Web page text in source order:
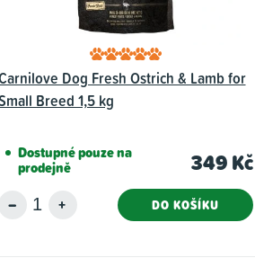
Dog Fresh Ostrich & Lamb for
Breed 1,5 kg
Dostupné pouze na
prodejně 349 Kč
DO KOŠÍKU